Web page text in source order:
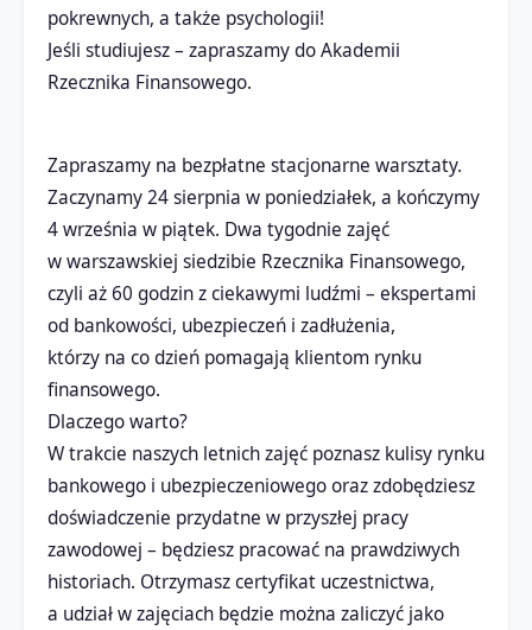
pokrewnych, a także psychologii!
Jeśli studiujesz – zapraszamy do Akademii
Rzecznika Finansowego.
Zapraszamy na bezpłatne stacjonarne warsztaty.
Zaczynamy 24 sierpnia w poniedziałek, a kończymy
4 września w piątek. Dwa tygodnie zajęć
w warszawskiej siedzibie Rzecznika Finansowego,
czyli aż 60 godzin z ciekawymi ludźmi – ekspertami
od bankowości, ubezpieczeń i zadłużenia,
którzy na co dzień pomagają klientom rynku
finansowego.
Dlaczego warto?
W trakcie naszych letnich zajęć poznasz kulisy rynku
bankowego i ubezpieczeniowego oraz zdobędziesz
doświadczenie przydatne w przyszłej pracy
zawodowej – będziesz pracować na prawdziwych
historiach. Otrzymasz certyfikat uczestnictwa,
a udział w zajęciach będzie można zaliczyć jako